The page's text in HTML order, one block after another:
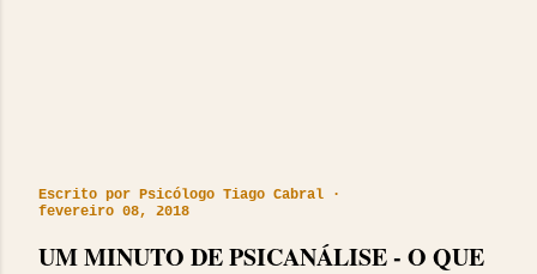
Escrito por Psicólogo Tiago Cabral
fevereiro 08, 2018
UM MINUTO DE PSICANÁLISE - O QUE